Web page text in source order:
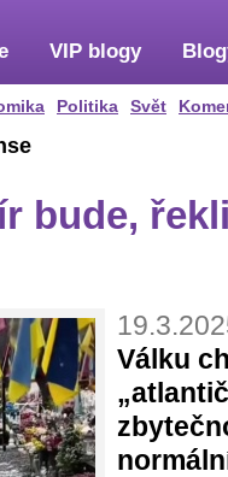
Politika Svět
VIP blogy
bude,
Válku